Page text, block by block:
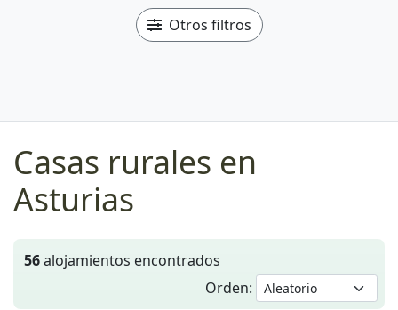
Otros filtros
Casas rurales en
Asturias
56alojamientos encontrados
Orden: